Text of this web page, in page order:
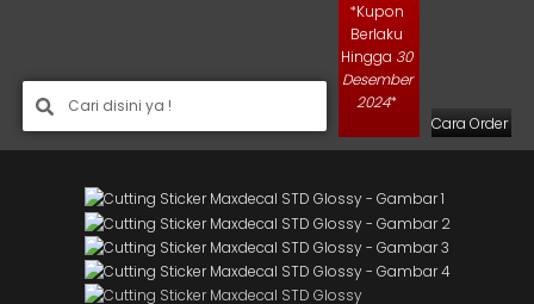
*Kupon
Berlaku
Hingga 30
Desember
2024*
Cara Order